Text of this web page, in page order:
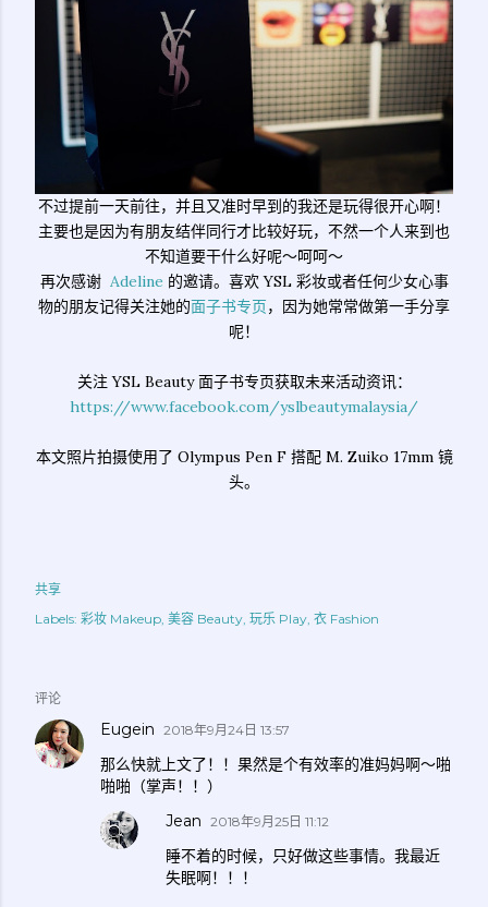
不过提前一天前往，并且又准时早到的我还是玩得很开心啊！
主要也是因为有朋友结伴同行才比较好玩，不然一个人来到也
不知道要干什么好呢～呵呵～
再次感谢 Adeline 的邀请。喜欢 YSL 彩妆或者任何少女心事
物的朋友记得关注她的面子书专页，因为她常常做第一手分享
呢！
关注 YSL Beauty 面子书专页获取未来活动资讯：
https://www.facebook.com/yslbeautymalaysia/
本文照片拍摄使用了 Olympus Pen F 搭配 M. Zuiko 17mm 镜
头。
共享
Labels: 彩妆 Makeup 美容 Beauty 玩乐 Play 衣 Fashion
评论
Eugein 2018年9月24日 13:57
那么快就上文了！！果然是个有效率的准妈妈啊～啪
啪啪（掌声！！）
Jean 2018年9月25日 11:12
睡不着的时候，只好做这些事情。我最近
失眠啊！！！